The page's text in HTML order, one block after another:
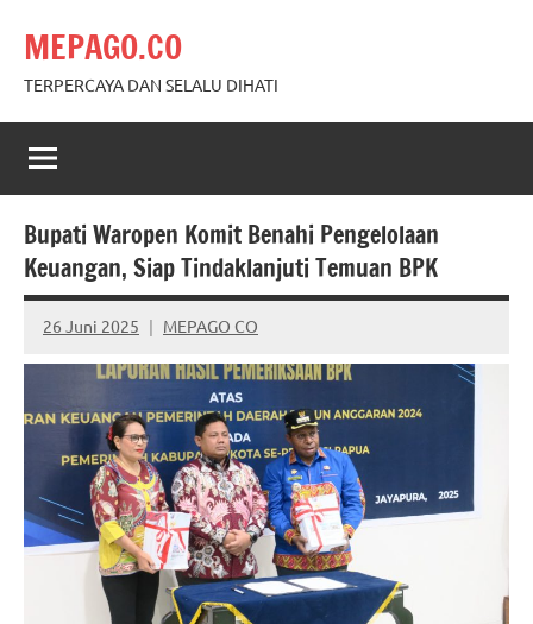
content
MEPAGO.CO
TERPERCAYA DAN SELALU DIHATI
Bupati Waropen Komit Benahi Pengelolaan
Keuangan, Siap Tindaklanjuti Temuan BPK
26 Juni 2025 MEPAGO CO
No
comments